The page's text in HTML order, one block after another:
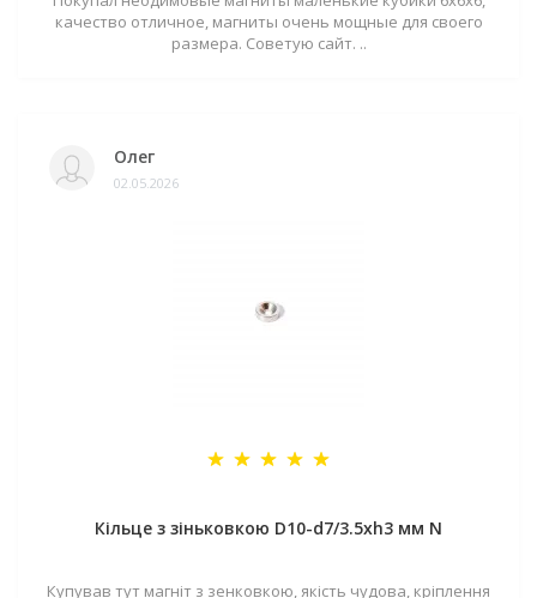
качество отличное, магниты очень мощные для своего
размера. Советую сайт. ..
Олег
02.05.2026
Кільце з зіньковкою D10-d7/3.5хh3 мм N
Купував тут магніт з зенковкою, якість чудова, кріплення